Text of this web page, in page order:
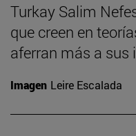
Turkay Salim
que creen en
aferran más a sus
Imagen Leire Escalada